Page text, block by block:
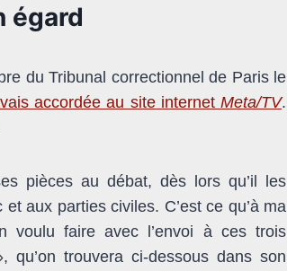
égard
du Tribunal correctionnel de Paris le
accordée au site internetMeta/TV.
pièces au débat, dès lors qu’il les
aux parties civiles. C’est ce qu’à ma
voulu faire avec l’envoi à ces trois
trouvera ci-dessous dans son